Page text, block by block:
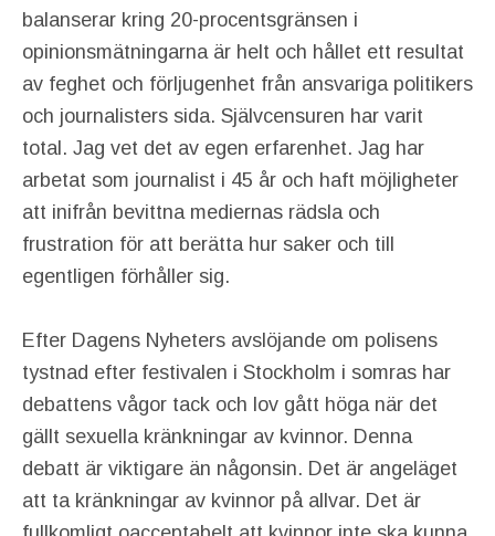
balanserar kring 20-procentsgränsen i
opinionsmätningarna är helt och hållet ett resultat
av feghet och förljugenhet från ansvariga politikers
och journalisters sida. Självcensuren har varit
total. Jag vet det av egen erfarenhet. Jag har
arbetat som journalist i 45 år och haft möjligheter
att inifrån bevittna mediernas rädsla och
frustration för att berätta hur saker och till
egentligen förhåller sig.
Efter Dagens Nyheters avslöjande om polisens
tystnad efter festivalen i Stockholm i somras har
debattens vågor tack och lov gått höga när det
gällt sexuella kränkningar av kvinnor. Denna
debatt är viktigare än någonsin. Det är angeläget
att ta kränkningar av kvinnor på allvar. Det är